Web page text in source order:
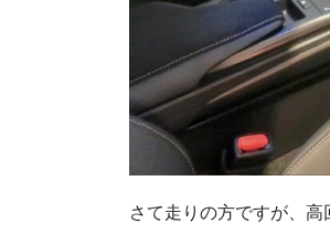
さて走りの方ですが、